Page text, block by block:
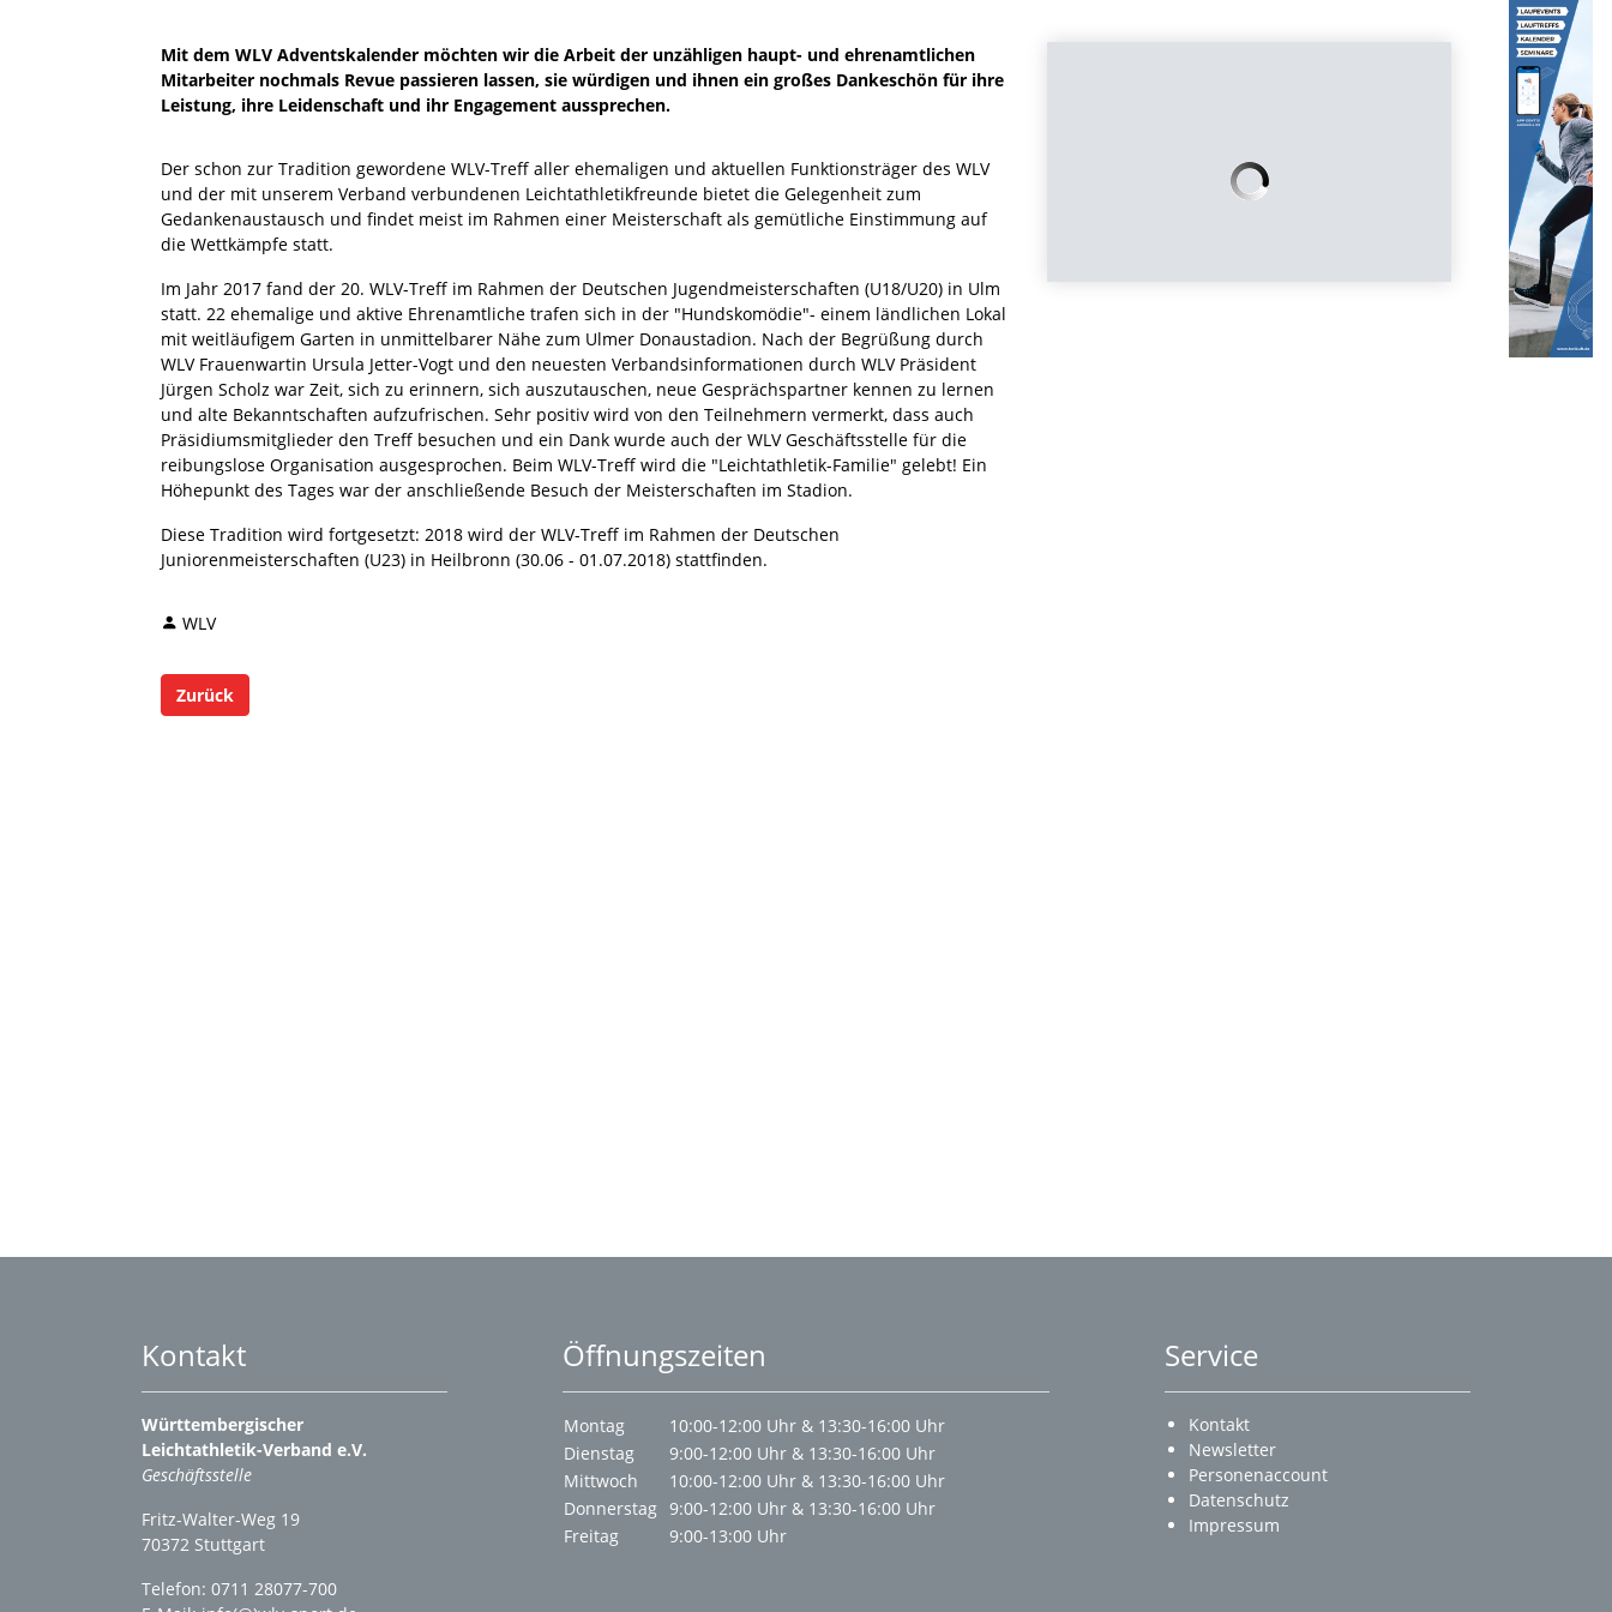
Mit dem WLV Adventskalender möchten wir die Arbeit der unzähligen haupt- und ehrenamtlichen
Mitarbeiter nochmals Revue passieren lassen, sie würdigen und ihnen ein großes Dankeschön für ihre
Leistung, ihre Leidenschaft und ihr Engagement aussprechen.
Der schon zur Tradition gewordene WLV-Treff aller ehemaligen und aktuellen Funktionsträger des WLV
und der mit unserem Verband verbundenen Leichtathletikfreunde bietet die Gelegenheit zum
Gedankenaustausch und findet meist im Rahmen einer Meisterschaft als gemütliche Einstimmung auf
die Wettkämpfe statt.
Im Jahr 2017 fand der 20. WLV-Treff im Rahmen der Deutschen Jugendmeisterschaften (U18/U20) in Ulm
statt. 22 ehemalige und aktive Ehrenamtliche trafen sich in der "Hundskomödie"- einem ländlichen Lokal
mit weitläufigem Garten in unmittelbarer Nähe zum Ulmer Donaustadion. Nach der Begrüßung durch
WLV Frauenwartin Ursula Jetter-Vogt und den neuesten Verbandsinformationen durch WLV Präsident
Jürgen Scholz war Zeit, sich zu erinnern, sich auszutauschen, neue Gesprächspartner kennen zu lernen
und alte Bekanntschaften aufzufrischen. Sehr positiv wird von den Teilnehmern vermerkt, dass auch
Präsidiumsmitglieder den Treff besuchen und ein Dank wurde auch der WLV Geschäftsstelle für die
reibungslose Organisation ausgesprochen. Beim WLV-Treff wird die "Leichtathletik-Familie" gelebt! Ein
Höhepunkt des Tages war der anschließende Besuch der Meisterschaften im Stadion.
Diese Tradition wird fortgesetzt: 2018 wird der WLV-Treff im Rahmen der Deutschen
Juniorenmeisterschaften (U23) in Heilbronn (30.06 - 01.07.2018) stattfinden.
WLV
Zurück
Kontakt
Württembergischer
Leichtathletik-Verband e.V.
Geschäftsstelle
Fritz-Walter-Weg 19
70372 Stuttgart
Telefon: 0711 28077-700
Öffnungszeiten
Montag
10:00-12:00 Uhr & 13:30-16:00 Uhr
Dienstag
9:00-12:00 Uhr & 13:30-16:00 Uhr
Mittwoch
10:00-12:00 Uhr & 13:30-16:00 Uhr
Donnerstag 9:00-12:00 Uhr & 13:30-16:00 Uhr
Freitag
9:00-13:00 Uhr
Service
Kontakt
Newsletter
Personenaccount
Datenschutz
Impressum